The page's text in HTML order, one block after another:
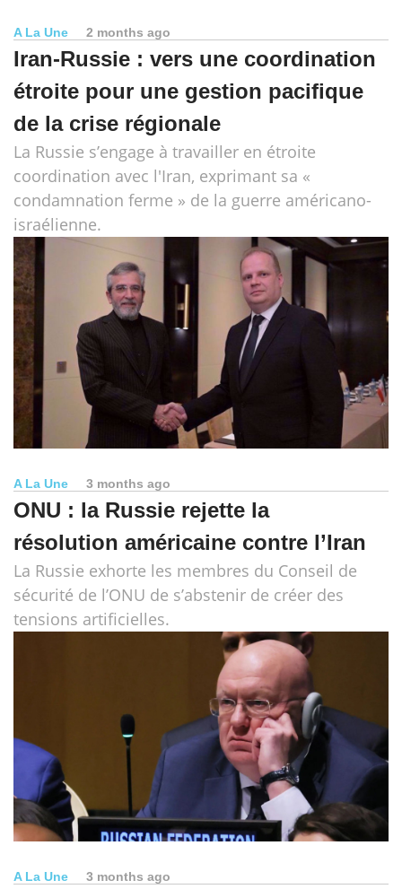
A La Une 2 months ago
Iran-Russie : vers une coordination
étroite pour une gestion pacifique
de la crise régionale
La Russie s’engage à travailler en étroite
coordination avec l'Iran, exprimant sa «
condamnation ferme » de la guerre américano-
israélienne.
A La Une 3 months ago
ONU : la Russie rejette la
résolution américaine contre l’Iran
La Russie exhorte les membres du Conseil de
sécurité de l’ONU de s’abstenir de créer des
tensions artificielles.
A La Une 3 months ago